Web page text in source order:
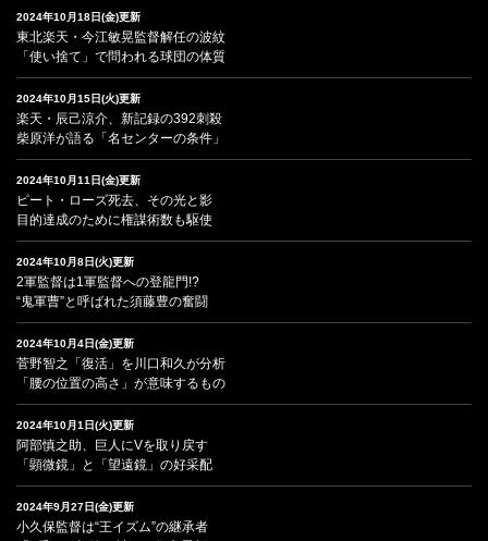
2024年10月18日(金)更新
東北楽天・今江敏晃監督解任の波紋
「使い捨て」で問われる球団の体質
2024年10月15日(火)更新
楽天・辰己涼介、新記録の392刺殺
柴原洋が語る「名センターの条件」
2024年10月11日(金)更新
ピート・ローズ死去、その光と影
目的達成のために権謀術数も駆使
2024年10月8日(火)更新
2軍監督は1軍監督への登龍門!?
“鬼軍曹”と呼ばれた須藤豊の奮闘
2024年10月4日(金)更新
菅野智之「復活」を川口和久が分析
「腰の位置の高さ」が意味するもの
2024年10月1日(火)更新
阿部慎之助、巨人にVを取り戻す
「顕微鏡」と「望遠鏡」の好采配
2024年9月27日(金)更新
小久保監督は“王イズム”の継承者